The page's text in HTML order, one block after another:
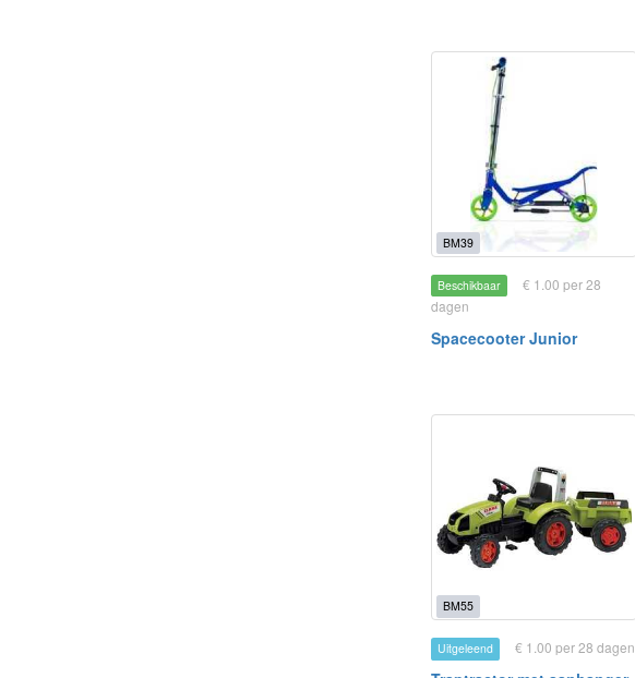
BM39
Beschikbaar
€ 1.00 per 28
dagen
Spacecooter Junior
BM55
Uitgeleend € 1.00 per 28 dagen